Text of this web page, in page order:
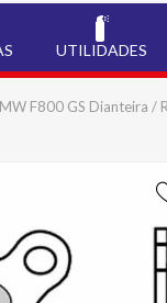
UTILIDADES
F800 GS Dianteira /